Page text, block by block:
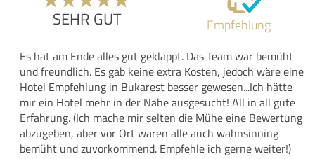
SEHR GUT Empfehlung
Es hat am Ende alles gut geklappt. Das Team war bemüht
und freundlich. Es gab keine extra Kosten, jedoch wäre eine
Hotel Empfehlung in Bukarest besser gewesen...Ich hätte
mir ein Hotel mehr in der Nähe ausgesucht! All in all gute
Erfahrung. (Ich mache mir selten die Mühe eine Bewertung
abzugeben, aber vor Ort waren alle auch wahnsinning
bemüht und zuvorkommend. Empfehle ich gerne weiter!)